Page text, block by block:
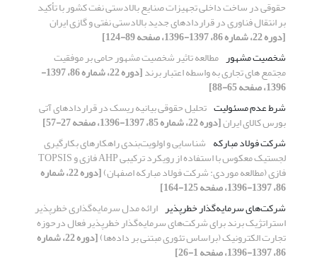
حقوقی در ساخت داخلی تجهیزات صنایع بالادستی نفت کشور با تأکید
بر انتقال فناوری در قراردادهای جدید بالادستی نفتی و گازی ایران
[دوره 22، شماره 86، 1397-1396، صفحه 89-124]
شخصیت مشهور مطالعه تاثیر شخصیت مشهور حامی بر موفقیت
مجتمع های تجاری به واسطه اعتبار برند [دوره 22، شماره 86، 1397-
1396، صفحه 65-88]
شرط عدم مسئولیت تحلیل حقوقی بیانیه ریسک در قراردادهای آتی
بورس کالای ایران[دوره 22، شماره 85، 1397-1396، صفحه 27-57]
شرکت فولاد مبارکه شناسایی و اولویت‌بندی راهکارهای بکارگیری
لجستیک معکوس با استفاده از رویکرد ترکیبی AHP فازی و TOPSIS
فازی (مطالعه موردی: شرکت فولاد مبارکه اصفهان) [دوره 22، شماره
86، 1397-1396، صفحه 125-164]
شرکت‌های سرمایه‌گذار خطرپذیر ارائه مدل سرمایه‌گذاری خطرپذیر
استراتژیک برند برای شرکت‌های سرمایه‌گذار خطرپذیر فعال درحوزه
تجارت الکترونیک (براساس تئوری مبتنی بر داده‌ها) [دوره 22، شماره
86، 1397-1396، صفحه 1-26]